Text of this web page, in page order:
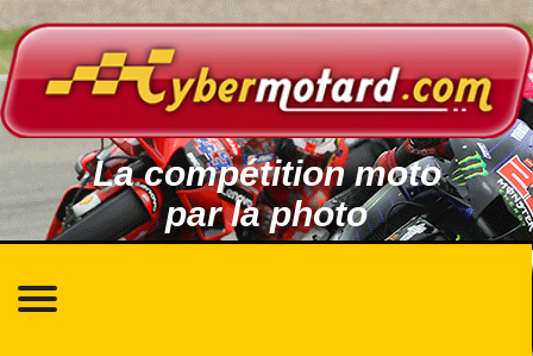
La compétition moto
par la photo